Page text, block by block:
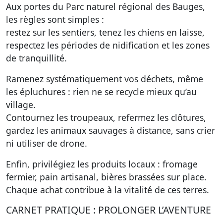
Aux portes du Parc naturel régional des Bauges,
les règles sont simples :
restez sur les sentiers, tenez les chiens en laisse,
respectez les périodes de nidification et les zones
de tranquillité.
Ramenez systématiquement vos déchets, même
les épluchures : rien ne se recycle mieux qu’au
village.
Contournez les troupeaux, refermez les clôtures,
gardez les animaux sauvages à distance, sans crier
ni utiliser de drone.
Enfin, privilégiez les produits locaux : fromage
fermier, pain artisanal, bières brassées sur place.
Chaque achat contribue à la vitalité de ces terres.
CARNET PRATIQUE : PROLONGER L’AVENTURE